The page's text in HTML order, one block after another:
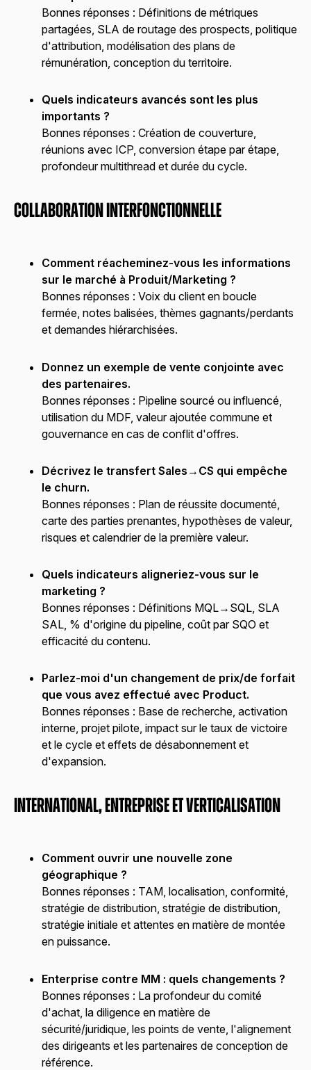
Bonnes réponses : Définitions de métriques
partagées, SLA de routage des prospects, politique
d'attribution, modélisation des plans de
rémunération, conception du territoire.
Quels indicateurs avancés sont les plus
importants ?
Bonnes réponses : Création de couverture,
réunions avec ICP, conversion étape par étape,
profondeur multithread et durée du cycle.
Collaboration interfonctionnelle
Comment réacheminez-vous les informations
sur le marché à Produit/Marketing ?
Bonnes réponses : Voix du client en boucle
fermée, notes balisées, thèmes gagnants/perdants
et demandes hiérarchisées.
Donnez un exemple de vente conjointe avec
des partenaires.
Bonnes réponses : Pipeline sourcé ou influencé,
utilisation du MDF, valeur ajoutée commune et
gouvernance en cas de conflit d'offres.
Décrivez le transfert Sales→CS qui empêche
le churn.
Bonnes réponses : Plan de réussite documenté,
carte des parties prenantes, hypothèses de valeur,
risques et calendrier de la première valeur.
Quels indicateurs aligneriez-vous sur le
marketing ?
Bonnes réponses : Définitions MQL→SQL, SLA
SAL, % d'origine du pipeline, coût par SQO et
efficacité du contenu.
Parlez-moi d'un changement de prix/de forfait
que vous avez effectué avec Product.
Bonnes réponses : Base de recherche, activation
interne, projet pilote, impact sur le taux de victoire
et le cycle et effets de désabonnement et
d'expansion.
International, entreprise et verticalisation
Comment ouvrir une nouvelle zone
géographique ?
Bonnes réponses : TAM, localisation, conformité,
stratégie de distribution, stratégie de distribution,
stratégie initiale et attentes en matière de montée
en puissance.
Enterprise contre MM : quels changements ?
Bonnes réponses : La profondeur du comité
d'achat, la diligence en matière de
sécurité/juridique, les points de vente, l'alignement
des dirigeants et les partenaires de conception de
référence.